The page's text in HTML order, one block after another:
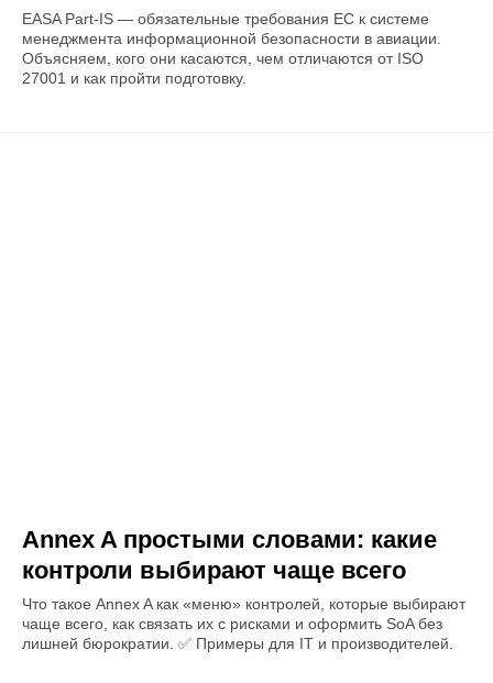
EASA Part-IS — обязательные требования ЕС к системе
менеджмента информационной безопасности в авиации.
Объясняем, кого они касаются, чем отличаются от ISO
27001 и как пройти подготовку.
Annex A простыми словами: какие
контроли выбирают чаще всего
Что такое Annex A как «меню» контролей, которые выбирают
чаще всего, как связать их с рисками и оформить SoA без
лишней бюрократии. ✅ Примеры для IT и производителей.